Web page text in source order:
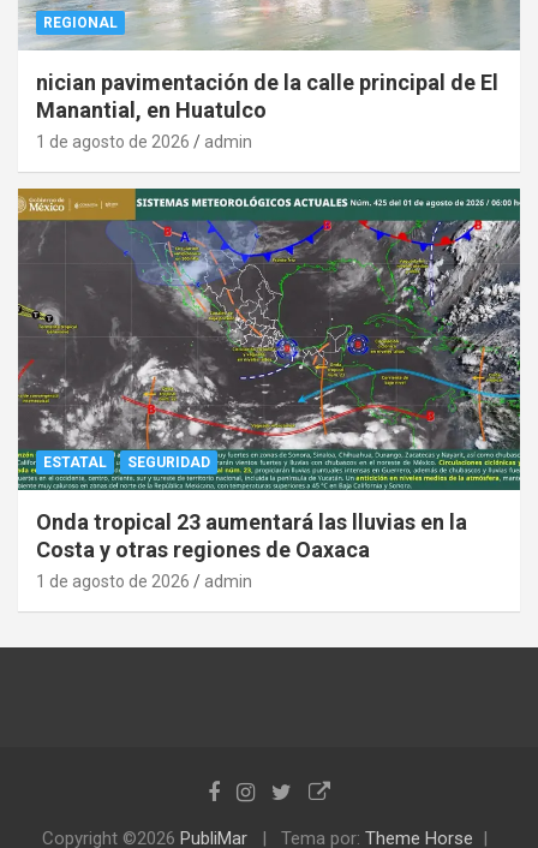
REGIONAL
nician pavimentación de la calle principal de El
Manantial, en Huatulco
1 de agosto de 2026 admin
ESTATAL SEGURIDAD
Onda tropical 23 aumentará las lluvias en la
Costa y otras regiones de Oaxaca
1 de agosto de 2026 admin
Copyright ©2026 PubliMar Tema por: Theme Horse